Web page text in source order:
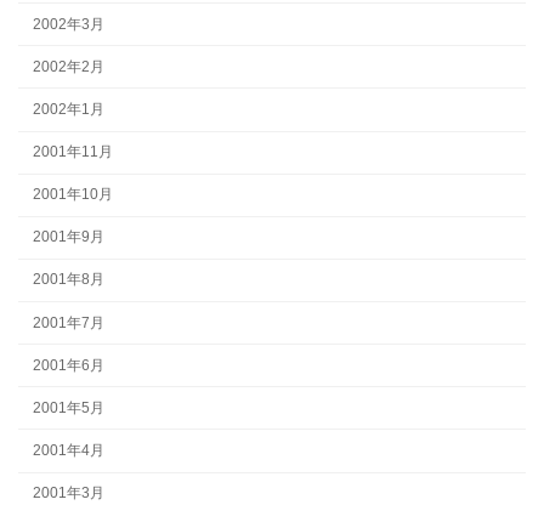
2002年3月
2002年2月
2002年1月
2001年11月
2001年10月
2001年9月
2001年8月
2001年7月
2001年6月
2001年5月
2001年4月
2001年3月